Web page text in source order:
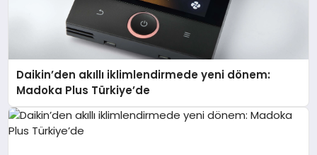
Daikin’den akıllı iklimlendirmede yeni dönem:
Madoka Plus Türkiye’de